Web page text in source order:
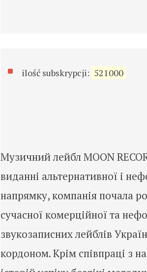
ilość subskrypcji: 521000
Музичний лейбл MOON
виданні альтернативної і
напрямку, компанія почала
сучасної комерційної та
звукозаписних лейблів
кордоном. Крім співпраці з